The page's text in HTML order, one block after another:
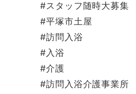
#スタッフ随時大募集
#平塚市土屋
#訪問入浴
#入浴
#介護
#訪問入浴介護事業所